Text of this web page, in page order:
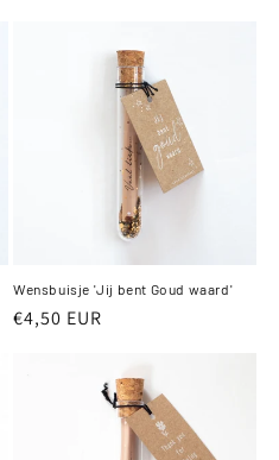
Wensbuisje 'Jij bent Goud waard'
Normale
€4,50 EUR